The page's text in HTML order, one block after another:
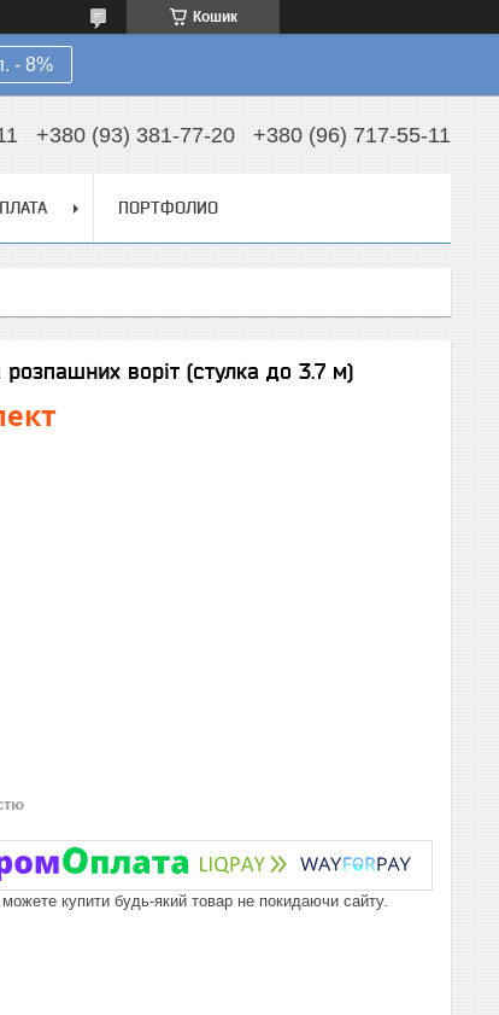
Кошик
- 8%
+380 (93) 381-77-20 +380 (96) 717-55-11
ПОРТФОЛИО
воріт (стулка до 3.7 м)
купити будь-який товар не покидаючи сайту.